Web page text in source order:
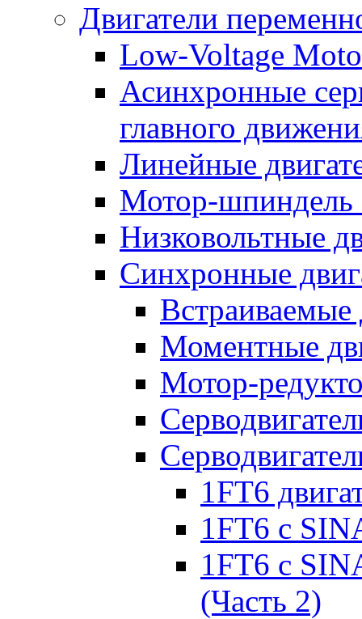
Двигатели
Low-Voltage
Асинхронные
главного
Линейные
Мотор-шпиндель
Низковольтные
Синхронные
Встраиваемые
Моментные
Мотор-
1FT6
1FT6 с
1FT6 с
(Часть 2)